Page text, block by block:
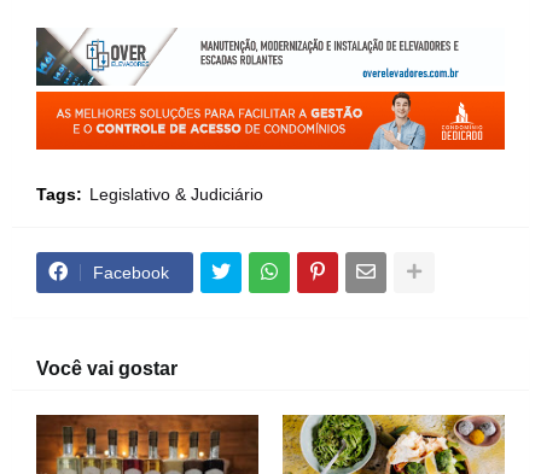
Tags: Legislativo & Judiciário
Facebook
Você vai gostar